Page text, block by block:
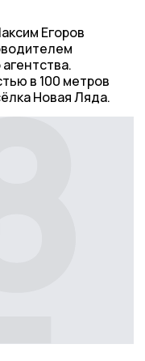
Егоров
в 100 метров
Новая Ляда.